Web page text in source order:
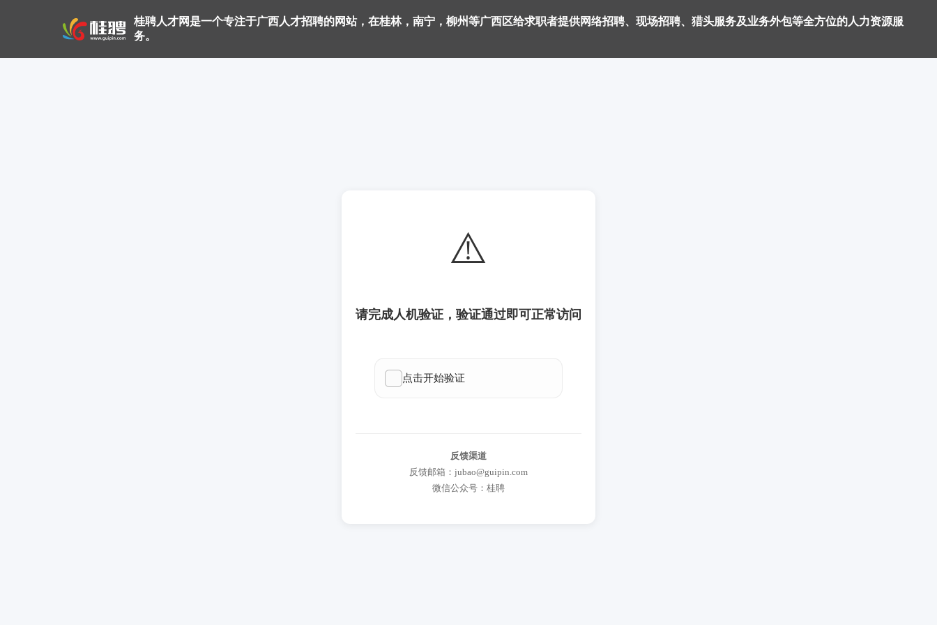
桂聘人才网是一个专注于广西人才招聘的网站，在桂林，南宁，柳州等广西区给求职者提供网络招聘、现场招聘、猎头服务及业务外包等全方位的人力资源服
务。
⚠️
请完成人机验证，验证通过即可正常访问
反馈渠道
反馈邮箱：jubao@guipin.com
微信公众号：桂聘